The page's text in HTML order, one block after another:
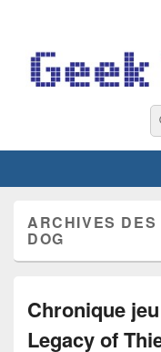
ARCHIVES
DOG
Chronique
Legacy of